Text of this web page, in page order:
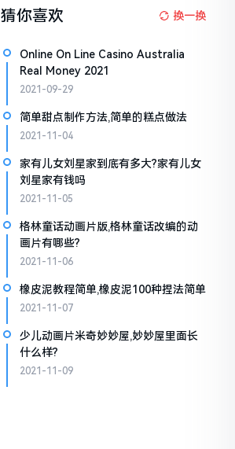
猜你喜欢 换一换
Online On Line Casino Australia
Real Money 2021
2021-09-29
简单甜点制作方法,简单的糕点做法
2021-11-04
家有儿女刘星家到底有多大?家有儿女
刘星家有钱吗
2021-11-05
格林童话动画片版,格林童话改编的动
画片有哪些?
2021-11-06
橡皮泥教程简单,橡皮泥100种捏法简单
2021-11-07
少儿动画片米奇妙妙屋,妙妙屋里面长
什么样?
2021-11-09